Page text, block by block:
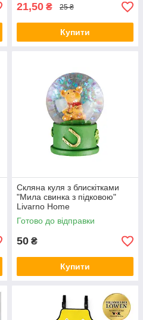
21,50 ₴ 25 ₴
Купити
Скляна куля з блискітками
"Мила свинка з підковою"
Livarno Home
Готово до відправки
50 ₴
Купити